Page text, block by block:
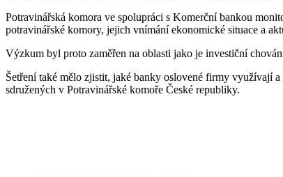
Potravinářská komora ve spolupráci s Komerční bankou
potravinářské komory, jejich vnímání ekonomické situace a
Výzkum byl proto zaměřen na oblasti jako je investiční
Šetření také mělo zjistit, jaké banky oslovené firmy využívají
sdružených v Potravinářské komoře České republiky.